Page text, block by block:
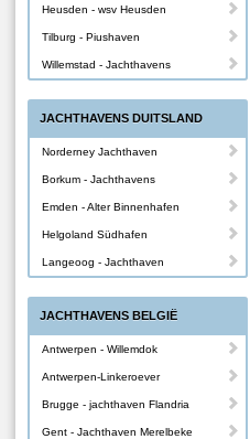
Heusden - wsv Heusden
Tilburg - Piushaven
Willemstad - Jachthavens
JACHTHAVENS DUITSLAND
Norderney Jachthaven
Borkum - Jachthavens
Emden - Alter Binnenhafen
Helgoland Südhafen
Langeoog - Jachthaven
JACHTHAVENS BELGIË
Antwerpen - Willemdok
Antwerpen-Linkeroever
Brugge - jachthaven Flandria
Gent - Jachthaven Merelbeke